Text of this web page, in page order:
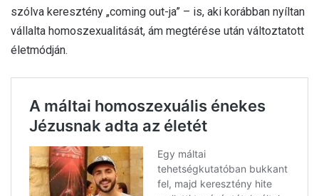
szólva keresztény „coming out-ja” – is, aki korábban nyíltan
vállalta homoszexualitását, ám megtérése után változtatott
életmódján.